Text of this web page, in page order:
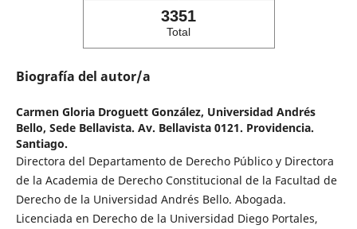
3351
Total
Biografía del autor/a
Carmen Gloria Droguett González, Universidad Andrés
Bello, Sede Bellavista. Av. Bellavista 0121. Providencia.
Santiago.
Directora del Departamento de Derecho Público y Directora
de la Academia de Derecho Constitucional de la Facultad de
Derecho de la Universidad Andrés Bello. Abogada.
Licenciada en Derecho de la Universidad Diego Portales,